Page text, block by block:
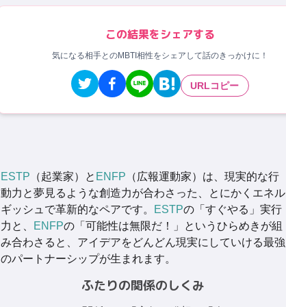
この結果をシェアする
気になる相手とのMBTI相性をシェアして話のきっかけに！
URLコピー
ESTP （起業家）と ENFP （広報運動家）は、現実的な行
動力と夢見るような創造力が合わさった、とにかくエネル
ギッシュで革新的なペアです。
ESTPの「すぐやる」実行
力と、
ENFPの「可能性は無限だ！」というひらめきが組
み合わさると、アイデアをどんどん現実にしていける最強
のパートナーシップが生まれます。
ふたりの関係のしくみ